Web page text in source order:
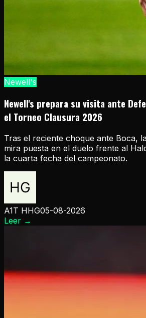
Newell's
Newell's prepara su visita ante
el Torneo Clausura 2026
Tras el reciente choque ante Boca,
mira puesta en el duelo frente al
la cuarta fecha del campeonato.
A1T HHG05-08-2026
Leer →